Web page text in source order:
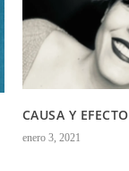
CAUSA Y EFECTO
enero 3, 2021